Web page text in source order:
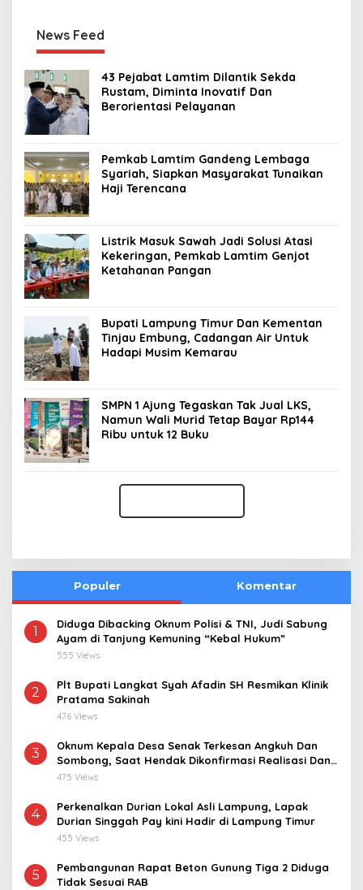
News Feed
43 Pejabat Lamtim Dilantik Sekda
Rustam, Diminta Inovatif Dan
Berorientasi Pelayanan
Pemkab Lamtim Gandeng Lembaga
Syariah, Siapkan Masyarakat Tunaikan
Haji Terencana
Listrik Masuk Sawah Jadi Solusi Atasi
Kekeringan, Pemkab Lamtim Genjot
Ketahanan Pangan
Bupati Lampung Timur Dan Kementan
Tinjau Embung, Cadangan Air Untuk
Hadapi Musim Kemarau
SMPN 1 Ajung Tegaskan Tak Jual LKS,
Namun Wali Murid Tetap Bayar Rp144
Ribu untuk 12 Buku
Populer Komentar
1
Diduga Dibacking Oknum Polisi & TNI, Judi Sabung
Ayam di Tanjung Kemuning “Kebal Hukum”
555 Views
2
Plt Bupati Langkat Syah Afadin SH Resmikan Klinik
Pratama Sakinah
476 Views
3
Oknum Kepala Desa Senak Terkesan Angkuh Dan
Sombong, Saat Hendak Dikonfirmasi Realisasi Dana
Desa 2021-2024
475 Views
4
Perkenalkan Durian Lokal Asli Lampung, Lapak
Durian Singgah Pay kini Hadir di Lampung Timur
455 Views
5
Pembangunan Rapat Beton Gunung Tiga 2 Diduga
Tidak Sesuai RAB